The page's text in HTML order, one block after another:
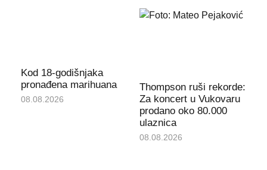
Kod 18-godišnjaka
pronađena marihuana
08.08.2026
Thompson ruši rekorde:
Za koncert u Vukovaru
prodano oko 80.000
ulaznica
08.08.2026